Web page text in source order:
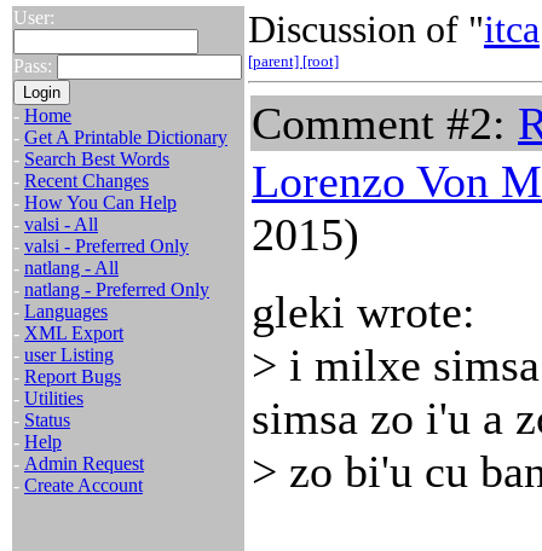
User:
Pass:
- Home
- Get A Printable Dictionary
- Search Best Words
- Recent Changes
- How You Can Help
- valsi - All
- valsi - Preferred Only
- natlang - All
- natlang - Preferred Only
- Languages
- XML Export
- user Listing
- Report Bugs
- Utilities
- Status
- Help
- Admin Request
- Create Account
Discussion of "itca
[parent] [root]
Comment #2:
Lorenzo Von
2015)
gleki wrote:
> i milxe
simsa zo i'u a
> zo bi'u cu